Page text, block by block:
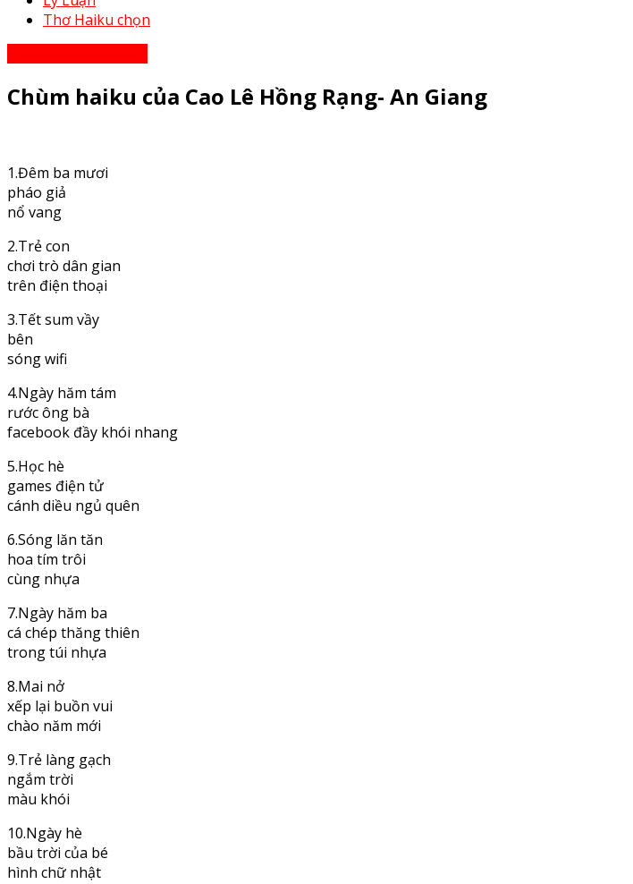
Thơ Haiku chọn
Chùm haiku của Cao Lê Hồng Rạng- An Giang
1.Đêm ba mươi
pháo giả
nổ vang
2.Trẻ con
chơi trò dân gian
trên điện thoại
3.Tết sum vầy
bên
sóng wifi
4.Ngày hăm tám
rước ông bà
facebook đầy khói nhang
5.Học hè
games điện tử
cánh diều ngủ quên
6.Sóng lăn tăn
hoa tím trôi
cùng nhựa
7.Ngày hăm ba
cá chép thăng thiên
trong túi nhựa
8.Mai nở
xếp lại buồn vui
chào năm mới
9.Trẻ làng gạch
ngắm trời
màu khói
10.Ngày hè
bầu trời của bé
hình chữ nhật